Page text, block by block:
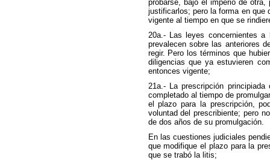
probarse, bajo el imperio de
justificarlos; pero la forma en que
vigente al tiempo en que se
20a.- Las leyes concernientes
prevalecen sobre las anteriores
regir. Pero los términos que
diligencias que ya estuvieren
entonces vigente;
21a.- La prescripción
completado al tiempo de
el plazo para la prescripción,
voluntad del prescribiente; pero
de dos años de su promulgación.
En las cuestiones judiciales
que modifique el plazo para la
que se trabó la litis;